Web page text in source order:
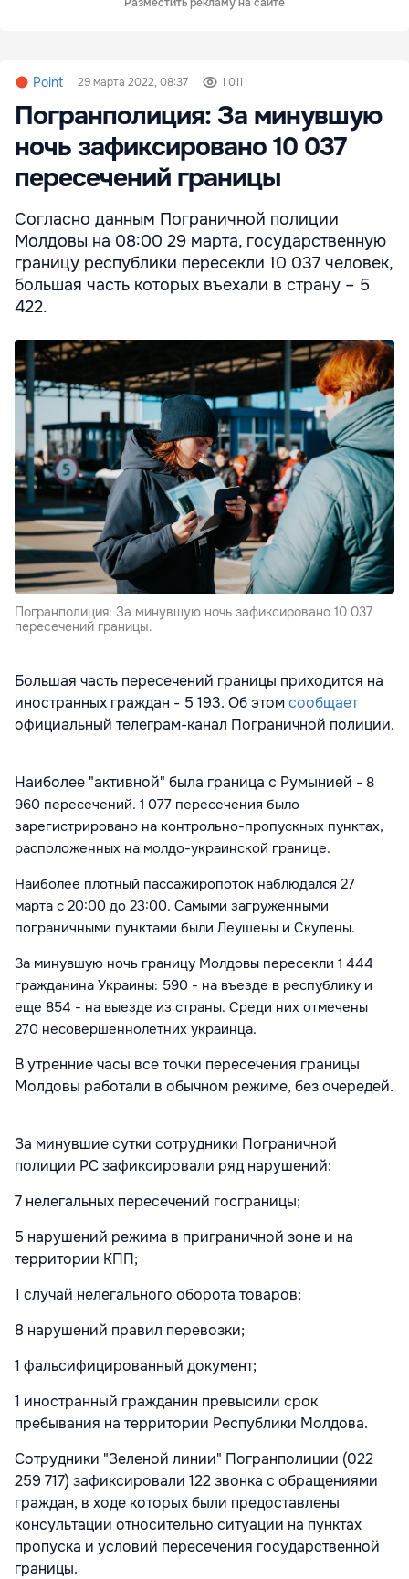
Разместить рекламу на сайте
Point 29 марта 2022, 08:37 1 011
Погранполиция: За минувшую
ночь зафиксировано 10 037
пересечений границы
Согласно данным Пограничной полиции
Молдовы на 08:00 29 марта, государственную
границу республики пересекли 10 037 человек,
большая часть которых въехали в страну – 5
422.
Погранполиция: За минувшую ночь зафиксировано 10 037
пересечений границы.
Большая часть пересечений границы приходится на
иностранных граждан - 5 193. Об этомсообщает
официальный телеграм-канал Пограничной полиции.
Наиболее "активной" была граница с Румынией - 8
960 пересечений. 1 077 пересечения было
зарегистрировано на контрольно-пропускных пунктах,
расположенных на молдо-украинской границе.
Наиболее плотный пассажиропоток наблюдался 27
марта с 20:00 до 23:00. Самыми загруженными
пограничными пунктами были Леушены и Скулены.
За минувшую ночь границу Молдовы пересекли 1 444
гражданина Украины: 590 - на въезде в республику и
еще 854 - на выезде из страны. Среди них отмечены
270 несовершеннолетних украинца.
В утренние часы все точки пересечения границы
Молдовы работали в обычном режиме, без очередей.
За минувшие сутки сотрудники Пограничной
полиции РС зафиксировали ряд нарушений:
7 нелегальных пересечений госграницы;
5 нарушений режима в приграничной зоне и на
территории КПП;
1 случай нелегального оборота товаров;
8 нарушений правил перевозки;
1 фальсифицированный документ;
1 иностранный гражданин превысили срок
пребывания на территории Республики Молдова.
Сотрудники "Зеленой линии" Погранполиции (022
259 717) зафиксировали 122 звонка с обращениями
граждан, в ходе которых были предоставлены
консультации относительно ситуации на пунктах
пропуска и условий пересечения государственной
границы.